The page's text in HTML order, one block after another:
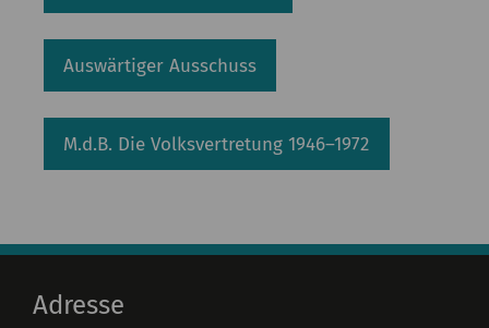
Auswärtiger Ausschuss
M.d.B. Die Volksvertretung 1946–1972
Adresse